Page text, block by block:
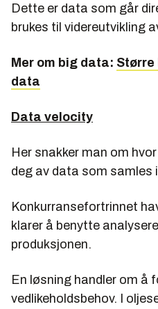
Dette er data som går
brukes til videreutvikling
Mer om big data: Større
data
Data velocity
Her snakker man om
deg av data som samles
Konkurransefortrinnet
klarer å benytte
produksjonen.
En løsning handler om å
vedlikeholdsbehov. I